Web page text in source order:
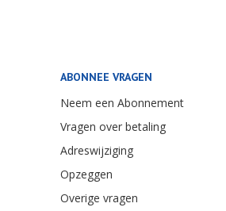
ABONNEE VRAGEN
Neem een Abonnement
Vragen over betaling
Adreswijziging
Opzeggen
Overige vragen